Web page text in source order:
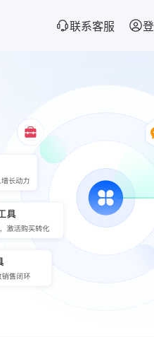
联系客服